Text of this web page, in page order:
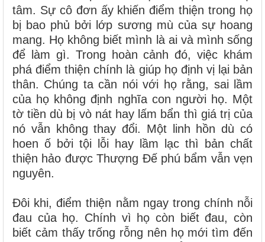
tâm. Sự cô đơn ấy khiến điểm thiện trong họ
bị bao phủ bởi lớp sương mù của sự hoang
mang. Họ không biết mình là ai và mình sống
để làm gì. Trong hoàn cảnh đó, việc khám
phá điểm thiện chính là giúp họ định vị lại bản
thân. Chúng ta cần nói với họ rằng, sai lầm
của họ không định nghĩa con người họ. Một
tờ tiền dù bị vò nát hay lấm bẩn thì giá trị của
nó vẫn không thay đổi. Một linh hồn dù có
hoen ố bởi tội lỗi hay lầm lạc thì bản chất
thiện hảo được Thượng Đế phú bẩm vẫn vẹn
nguyên.
Đôi khi, điểm thiện nằm ngay trong chính nỗi
đau của họ. Chính vì họ còn biết đau, còn
biết cảm thấy trống rỗng nên họ mới tìm đến